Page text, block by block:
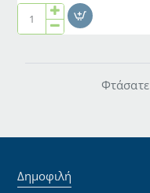
Συσσωρευτής
/
Φτάσατε
Δημοφιλή